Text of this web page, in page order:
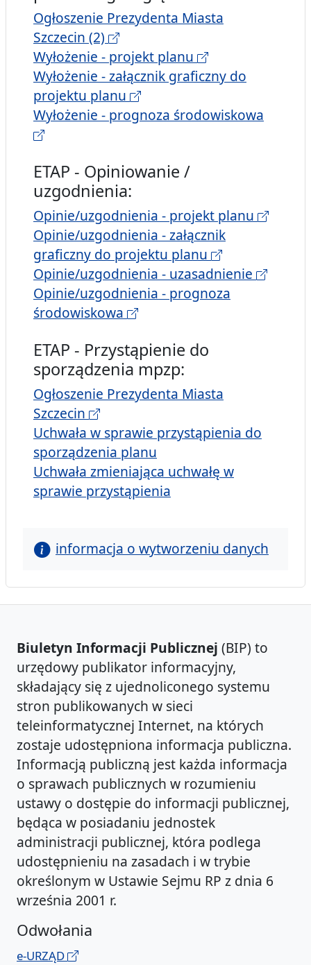
Ogłoszenie Prezydenta Miasta
Szczecin (2)
Wyłożenie - projekt planu
Wyłożenie - załącznik graficzny do
projektu planu
Wyłożenie - prognoza środowiskowa
ETAP - Opiniowanie /
uzgodnienia:
Opinie/uzgodnienia - projekt planu
Opinie/uzgodnienia - załącznik
graficzny do projektu planu
Opinie/uzgodnienia - uzasadnienie
Opinie/uzgodnienia - prognoza
środowiskowa
ETAP - Przystąpienie do
sporządzenia mpzp:
Ogłoszenie Prezydenta Miasta
Szczecin
Uchwała w sprawie przystąpienia do
sporządzenia planu
Uchwała zmieniająca uchwałę w
sprawie przystąpienia
informacja o wytworzeniu danych
Biuletyn Informacji Publicznej (BIP) to
urzędowy publikator informacyjny,
składający się z ujednoliconego systemu
stron publikowanych w sieci
teleinformatycznej Internet, na których
zostaje udostępniona informacja publiczna.
Informacją publiczną jest każda informacja
o sprawach publicznych w rozumieniu
ustawy o dostępie do informacji publicznej,
będąca w posiadaniu jednostek
administracji publicznej, która podlega
udostępnieniu na zasadach i w trybie
określonym w Ustawie Sejmu RP z dnia 6
września 2001 r.
Odwołania
e-URZĄD